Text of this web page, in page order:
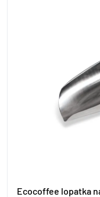
Ecocoffee lopatka